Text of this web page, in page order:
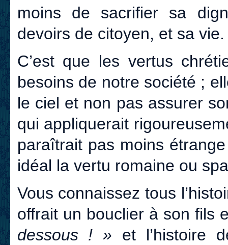
moins de sacrifier sa
devoirs de citoyen, et sa vie.
C’est que les vertus
besoins de notre société ;
le ciel et non pas assurer
qui appliquerait
paraîtrait pas moins
idéal la vertu romaine ou
Vous connaissez tous
offrait un bouclier à son fils
dessous ! » et l’histoire